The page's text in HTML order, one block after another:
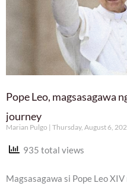
Pope Leo, magsasagawa
journey
Marian Pulgo Thursday, August 6,
935 total views
Magsasagawa si Pope Leo